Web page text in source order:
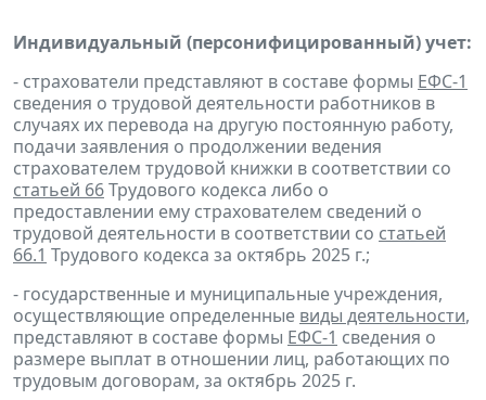
Индивидуальный (персонифицированный) учет:
- страхователи представляют в составе формы ЕФС-1
сведения о трудовой деятельности работников в
случаях их перевода на другую постоянную работу,
подачи заявления о продолжении ведения
страхователем трудовой книжки в соответствии со
статьей 66Трудового кодекса либо о
предоставлении ему страхователем сведений о
трудовой деятельности в соответствии со статьей
66.1 Трудового кодекса за октябрь 2025 г.;
- государственные и муниципальные учреждения,
осуществляющие определенные виды деятельности,
представляют в составе формы ЕФС-1 сведения о
размере выплат в отношении лиц, работающих по
трудовым договорам, за октябрь 2025 г.